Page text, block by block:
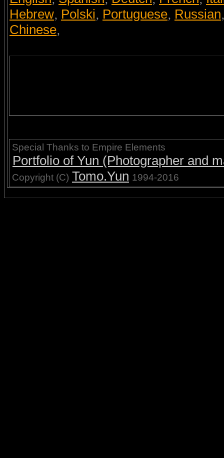
Hebrew, Polski, Portuguese, Russian
Chinese,
Special Thanks to Empire Elements
Portfolio of Yun (Photographer and
Copyright (C) Tomo.Yun 1994-2016